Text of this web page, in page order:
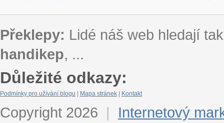
Překlepy: Lidé náš web hledají
handikep, ...
Důležité odkazy:
Podmínky pro užívání blogu Mapa stránek Kontakt
Copyright 2026 |
Internetový